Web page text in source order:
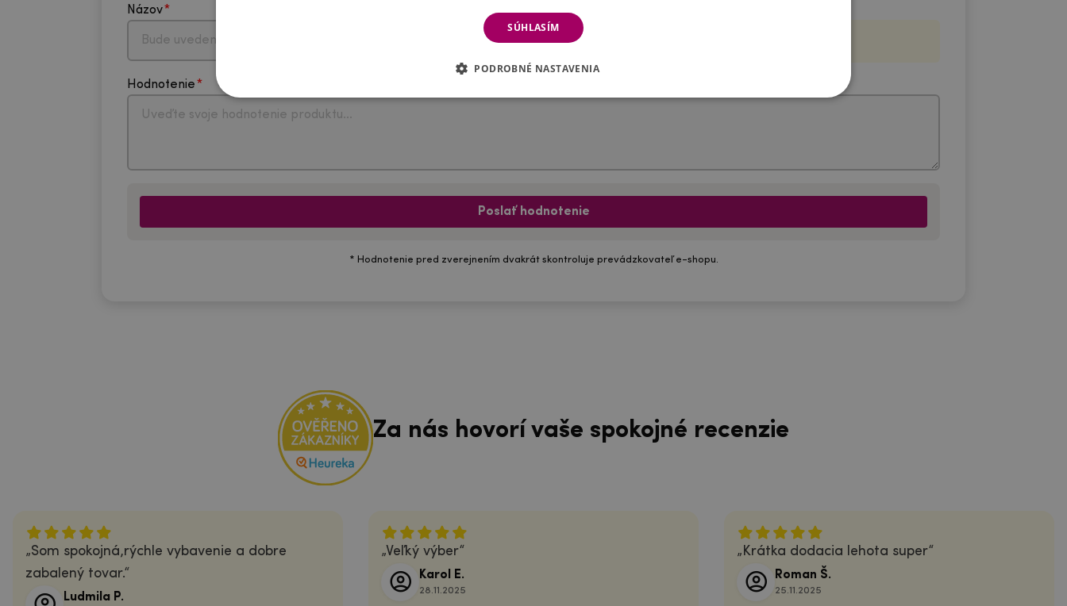
Názov Vyberte počet hviezdičiek
Hodnotenie
Poslať hodnotenie
* Hodnotenie pred zverejnením dvakrát skontroluje prevádzkovateľ e-shopu.
Za nás hovorí vaše spokojné recenzie
Som spokojná,rýchle vybavenie a dobre
zabalený tovar.
Ludmila P.
Veľký výber
Karol E.
28.11.2025
Krátka dodacia lehota super
Roman Š.
25.11.2025
SÚHLASÍM
PODROBNÉ NASTAVENIA